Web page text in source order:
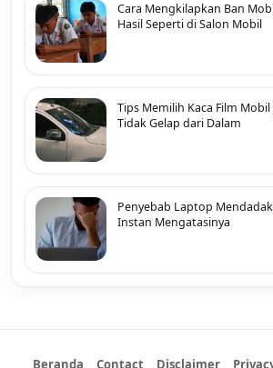
Cara Mengkilapkan Ban
Hasil Seperti di Salon Mobil
Tips Memilih Kaca Film
Tidak Gelap dari Dalam
Penyebab Laptop
Instan Mengatasinya